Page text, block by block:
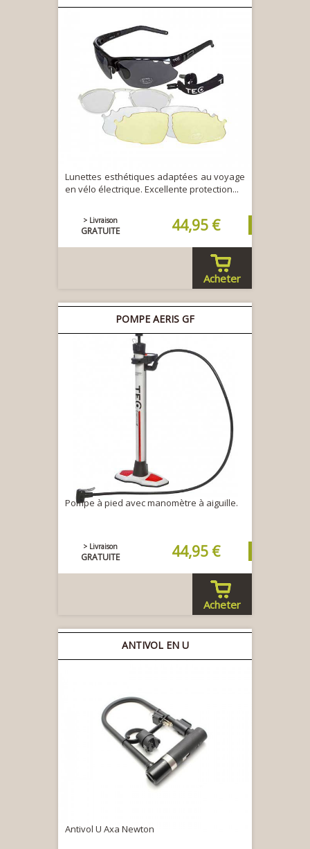
Lunettes esthétiques adaptées au voyage
en vélo électrique. Excellente protection...
> Livraison
GRATUITE 44,95 €
Acheter
POMPE AERIS GF
Pompe à pied avec manomètre à aiguille.
> Livraison
GRATUITE 44,95 €
Acheter
ANTIVOL EN U
Antivol U Axa Newton